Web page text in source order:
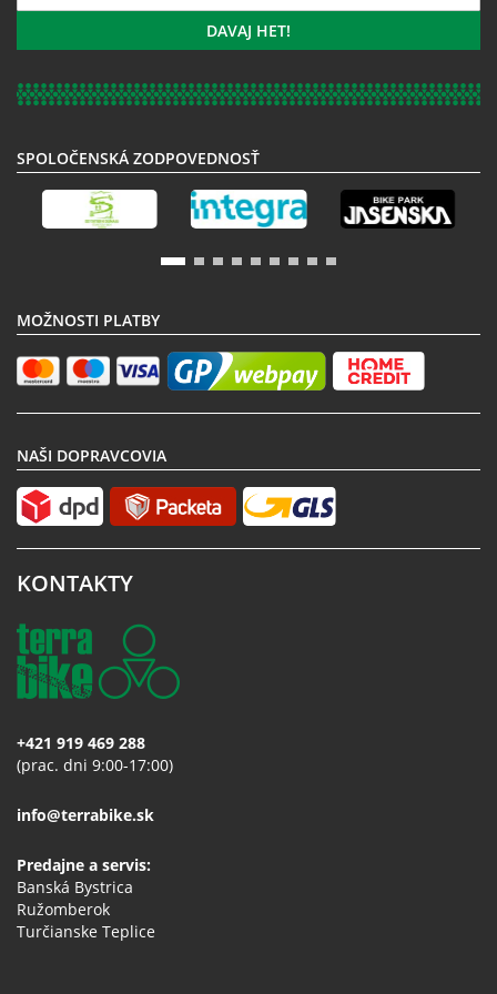
odberu
DAVAJ HET!
SPOLOČENSKÁ ZODPOVEDNOSŤ
MOŽNOSTI PLATBY
NAŠI DOPRAVCOVIA
KONTAKTY
+421 919 469 288
(prac. dni 9:00-17:00)
info@terrabike.sk
Predajne a servis:
Banská Bystrica
Ružomberok
Turčianske Teplice